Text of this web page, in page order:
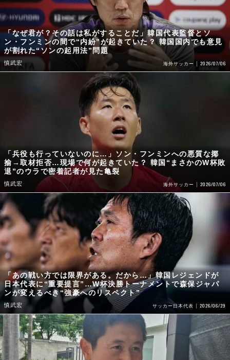
「なぜ君が？その話は私がすることだ」韓国代表監督とソ
ン・フンミンの間で“内紛”が起きていた？ 韓国国内でも意見
が割れた“ソンの起用法”問題
慎武宏 海外サッカー 2026/07/06
「兵役も行っていないのに…」ソン・フンミンへの悪質な揶
揄→取材拒否…現場で何が起きていた？ 韓国“まさかのW杯敗
退”のウラで密着記者が見た亀裂
慎武宏 海外サッカー 2026/07/06
「あの戦い方では限界がある。だから…」韓国レジェンドが
日本代表に“重要提言”…W杯決勝トーナメントで森保ジャパ
ンが変えるべき“強豪へのリスペクト”
慎武宏 サッカー日本代表 2026/06/29